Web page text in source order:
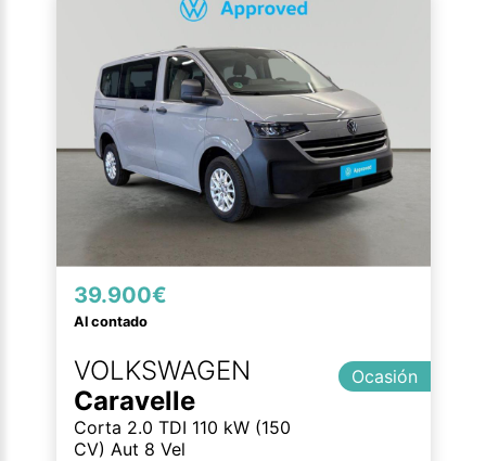
39.900€
Al contado
VOLKSWAGEN
Caravelle
Corta 2.0 TDI 110 kW (150
CV) Aut 8 Vel
Ocasión